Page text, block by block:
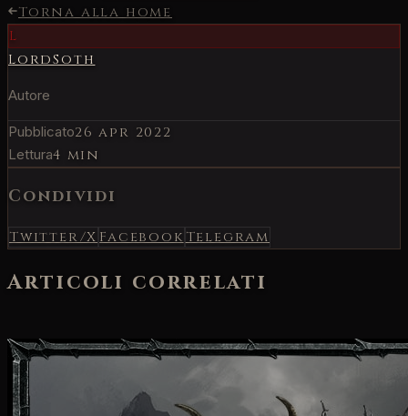
Torna alla home
L
LordSoth
Autore
Pubblicato26 apr 2022
Lettura4 min
Condividi
Twitter/X Facebook Telegram
Articoli correlati